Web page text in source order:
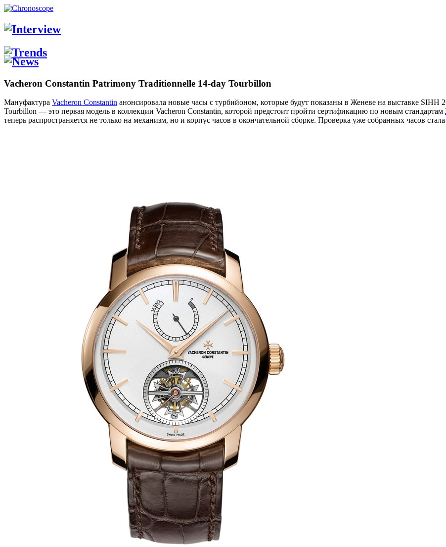
Vacheron Constantin Patrimony Traditionnelle 14-day Tourbillon
Мануфактура Vacheron Constantin анонсировала новые часы с турбийоном, которые будут показаны в Женеве на выставке SIHH
Tourbillon — это первая модель в коллекции Vacheron Constantin, которой предстоит пройти сертификацию по новым стандартам
теперь распространяется не только на механизм, но и корпус часов в окончательной сборке. Проверка уже собранных часов